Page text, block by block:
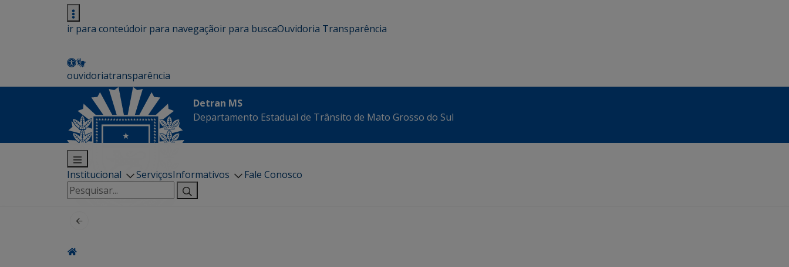
ir para conteúdoir para navegaçãoir para buscaOuvidoria Transparência
ouvidoriatransparência
Detran MS
Departamento Estadual de Trânsito de Mato Grosso do Sul
Institucional ServiçosInformativos
Fale Conosco
Pesquisar
por: